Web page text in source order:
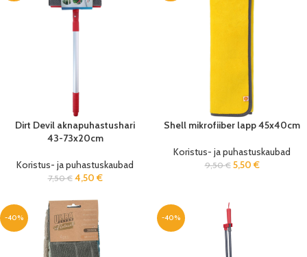
Dirt Devil aknapuhastushari
43-73x20cm
Koristus- ja puhastuskaubad
7,50€ 4,50 €
Shell mikrofiiber lapp 45x40cm
Koristus- ja puhastuskaubad
9,50€ 5,50 €
-40% -40%